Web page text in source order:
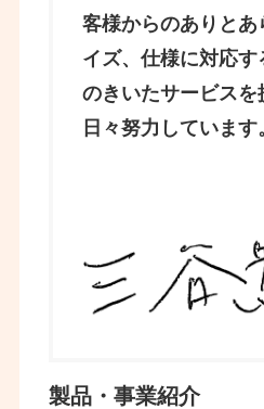
客様からのありとあ
イズ、仕様に対応す
のきいたサービスを
日々努力しています
製品・事業紹介